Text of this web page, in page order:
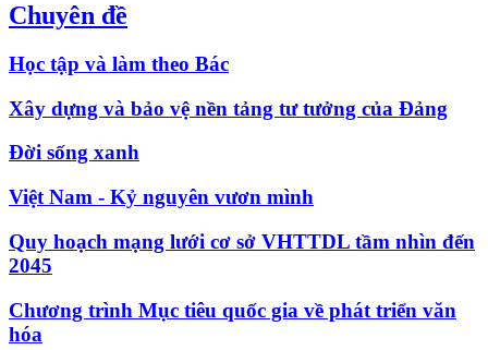
Chuyên đề
Học tập và làm theo Bác
Xây dựng và bảo vệ nền tảng tư tưởng của Đảng
Đời sống xanh
Việt Nam - Kỷ nguyên vươn mình
Quy hoạch mạng lưới cơ sở VHTTDL tầm nhìn đến
2045
Chương trình Mục tiêu quốc gia về phát triển văn
hóa